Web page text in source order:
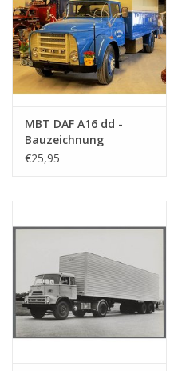
MBT DAF A16 dd -
Bauzeichnung
Maßstab 1 : 35
€25,95